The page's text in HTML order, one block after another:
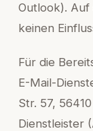
Outlook).
keinen
Für die
E-Mail-
Str. 57,
Dienstleister